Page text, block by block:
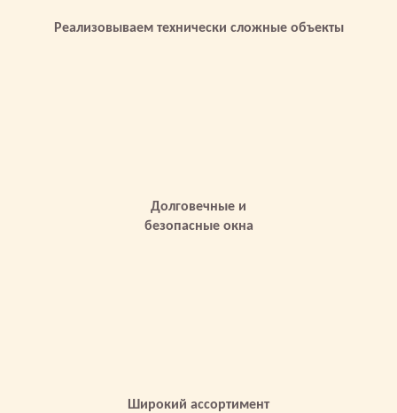
Реализовываем технически сложные объекты
Долговечные и
безопасные окна
Широкий ассортимент